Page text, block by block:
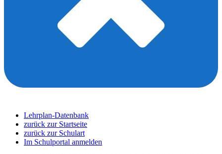
Lehrplan-Datenbank
zurück zur Startseite
zurück zur Schulart
Im Schulportal anmelden